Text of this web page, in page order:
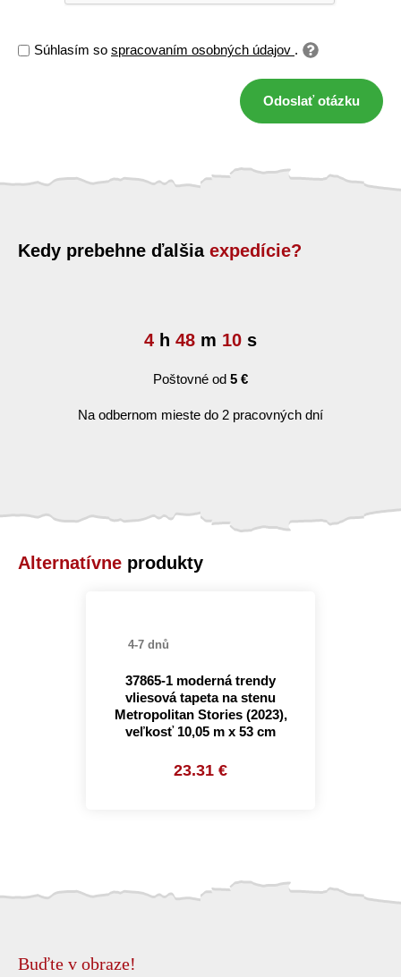
Súhlasím so spracovaním osobných údajov .
Odoslať otázku
Kedy prebehne ďalšia expedície?
4 h48 m9s
Poštovné od 5 €
Na odbernom mieste do 2 pracovných dní
Alternatívne produkty
4-7 dnů
37865-1 moderná trendy
vliesová tapeta na stenu
Metropolitan Stories (2023),
veľkosť 10,05 m x 53 cm
23.31 €
Buďte v obraze!